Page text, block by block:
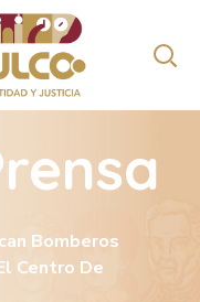
Bomberos
Centro De